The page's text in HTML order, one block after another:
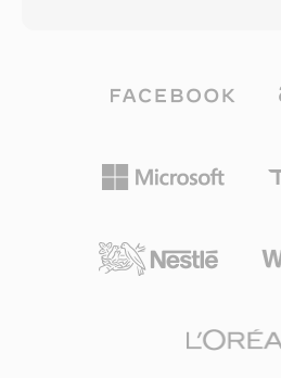
nghìn người chia sẻ. Mặc dù
thay thế Shorten với nén tốt
quan trọng lịch sử và các
cảm nhận ngang hoặc vượt
lấy mẫu từ 8 kHz đến 192
kênh, bao phủ mọi thứ từ
toàn không có phí cấp
không lo ngại về bản quyền.